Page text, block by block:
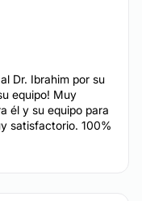
Dr. Ibrahim por su
equipo! Muy
él y su equipo para
satisfactorio. 100%